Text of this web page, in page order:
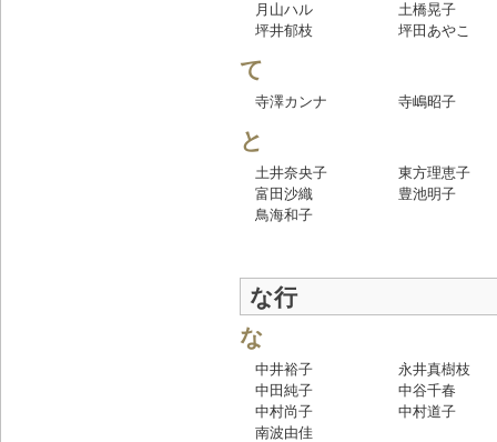
月山ハル
土橋晃子
坪井郁枝
坪田あやこ
て
寺澤カンナ 寺嶋昭子
と
土井奈央子
東方理恵子
富田沙織
豊池明子
鳥海和子
な行
な
中井裕子
永井真樹枝
中田純子
中谷千春
中村尚子
中村道子
南波由佳